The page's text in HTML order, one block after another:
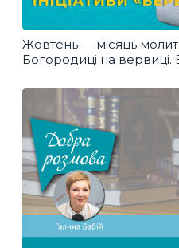
Жовтень — місяць
Богородиці на вервиці.